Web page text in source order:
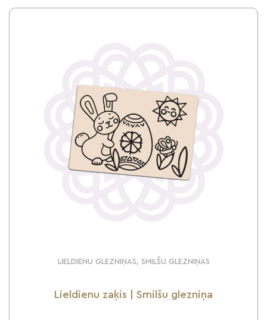
LIELDIENU GLEZNIŅAS, SMILŠU GLEZNIŅAS
Lieldienu zaķis | Smilšu glezniņa